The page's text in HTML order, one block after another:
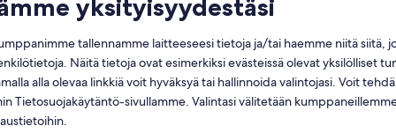
10 Min to Strip! tarjoukseen
Studio Near NYC, EWR,
Boho Queen Studio Near NYC, EWR, MetLife
Gallery
Carousel
Quiet Oasis in Lovely
Orlando
Tutustu majoituspaikan Quiet
yksityisyydestäsi
tallennamme laitteeseesi tietoja ja/tai haemme niitä siitä,
Näitä tietoja ovat esimerkiksi evästeissä olevat yksilölliset
alla olevaa linkkiä voit hyväksyä tai hallinnoida valintojasi. Voit
Tietosuojakäytäntö-sivullamme. Valintasi välitetään